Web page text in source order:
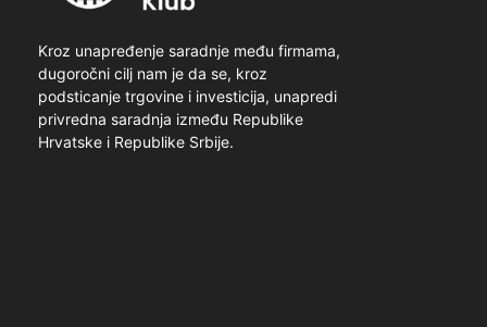
Kroz unapređenje saradnje među firmama,
dugoročni cilj nam je da se, kroz
podsticanje trgovine i investicija, unapredi
privredna saradnja između Republike
Hrvatske i Republike Srbije.